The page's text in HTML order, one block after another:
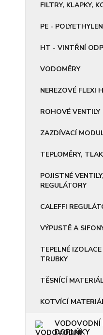
FILTRY, KLAPKY,
PE - POLYETHYLEN
HT - VINTŘNÍ
VODOMĚRY
NEREZOVÉ FLEXI
ROHOVÉ VENTILY
ZAZDÍVACÍ
TEPLOMĚRY,
POJISTNÉ VENTILY,
REGULÁTORY
CALEFFI
VÝPUSTĚ A
TEPELNÉ
TRUBKY
TĚSNÍCÍ
KOTVÍCÍ
VODOVODNÍ
DOPLŇKY